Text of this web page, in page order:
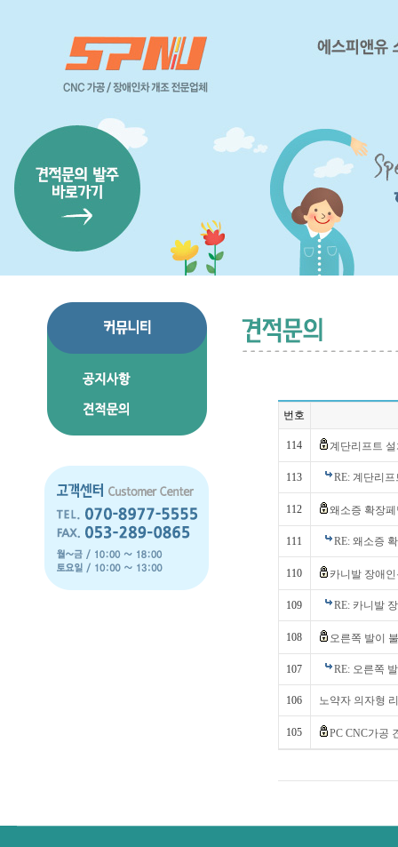
번호
114 계단리프트
113 RE: 계단리
112 왜소증 확장
111 RE: 왜소증
110 카니발 장애
109 RE: 카니발
108 오른쪽 발이
107 RE: 오른쪽
106 노약자 의자형
105 PC CNC가공